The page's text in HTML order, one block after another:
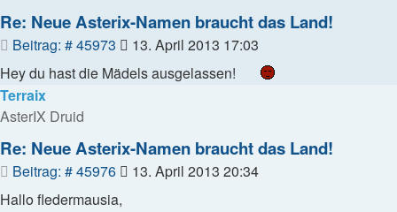
Re: Neue Asterix-Namen braucht das Land!
Beitrag: # 45973 Beitrag
13. April 2013 17:03
Hey du hast die Mädels ausgelassen!
Terraix
AsterIX Druid
Re: Neue Asterix-Namen braucht das Land!
Beitrag: # 45976Beitrag
13. April 2013 20:34
Hallo fledermausia,